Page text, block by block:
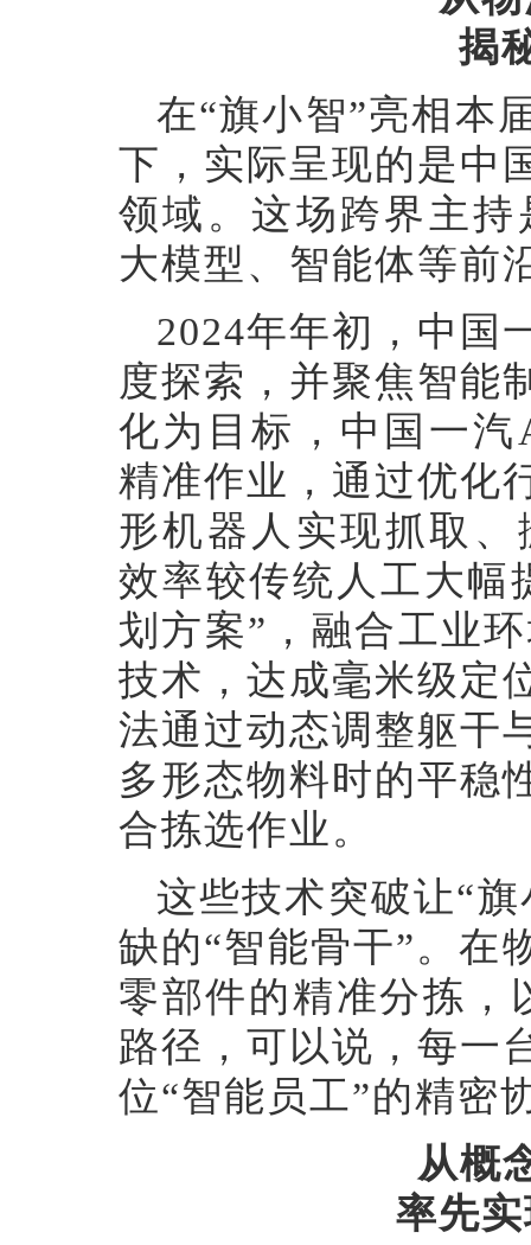
揭
在“旗小智”亮相本
下，实际呈现的是中
领域。这场跨界主
大模型、智能体等前
2024年年初，中国
度探索，并聚焦智能
化为目标，中国一
精准作业，通过优化
形机器人实现抓取
效率较传统人工大幅
划方案”，融合工业
技术，达成毫米级定
法通过动态调整躯干
多形态物料时的平稳
合拣选作业。
这些技术突破让“
缺的“智能骨干”。在
零部件的精准分拣，
路径，可以说，每一
位“智能员工”的精密
从概
率先